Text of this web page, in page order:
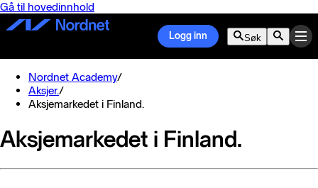
Gå til hovedinnhold
Logg inn Søk
Nordnet Academy/
Aksjer./
Aksjemarkedet i Finland.
Aksjemarkedet i Finland.